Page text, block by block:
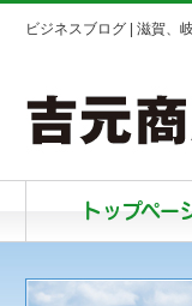
ビジネスブログ | 滋賀、
トップペー